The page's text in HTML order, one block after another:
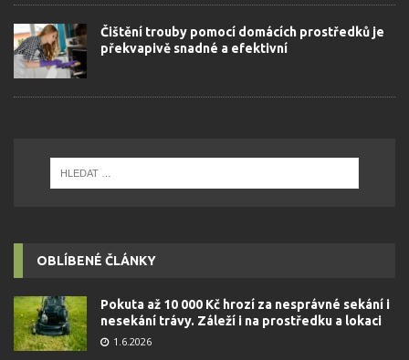
Čištění trouby pomocí domácích prostředků je
překvapivě snadné a efektivní
OBLÍBENÉ ČLÁNKY
Pokuta až 10 000 Kč hrozí za nesprávné sekání i
nesekání trávy. Záleží i na prostředku a lokaci
1.6.2026